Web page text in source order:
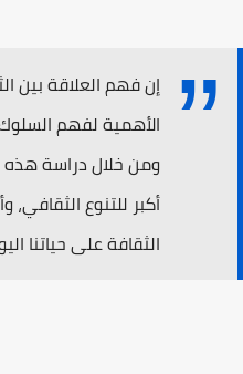
إن فهم العلاقة بين
الأهمية لفهم
ومن خلال دراسة هذه
أكبر للتنوع
الثقافة على حياتنا